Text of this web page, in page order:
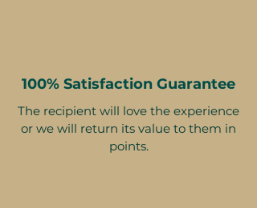
100% Satisfaction Guarantee
The recipient will love the experience
or we will return its value to them in
points.